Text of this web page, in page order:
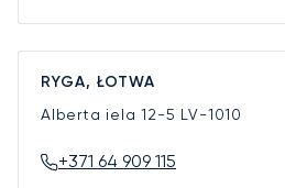
RYGA, ŁOTWA
Alberta iela 12-5 LV-1010
+371 64 909 115